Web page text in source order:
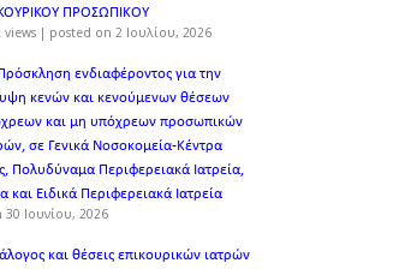
ΠΡΟΣΩΠΙΚOY
views | posted on 2 Ιουλίου, 2026
ενδιαφέροντος για την
κενών και κενούμενων θέσεων
και μη υπόχρεων προσωπικών
σε Γενικά Νοσοκομεία-Κέντρα
Πολυδύναμα Περιφερειακά Ιατρεία,
και Ειδικά Περιφερειακά Ιατρεία
Ιουνίου, 2026
και θέσεις επικουρικών ιατρών